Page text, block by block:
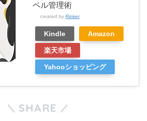
ベル管理術
created by Rinker
Kindle Amazon
楽天市場
Yahooショッピング
SHARE